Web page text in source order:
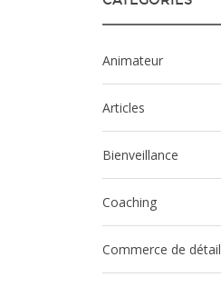
Animateur
Articles
Bienveillance
Coaching
Commerce de détail